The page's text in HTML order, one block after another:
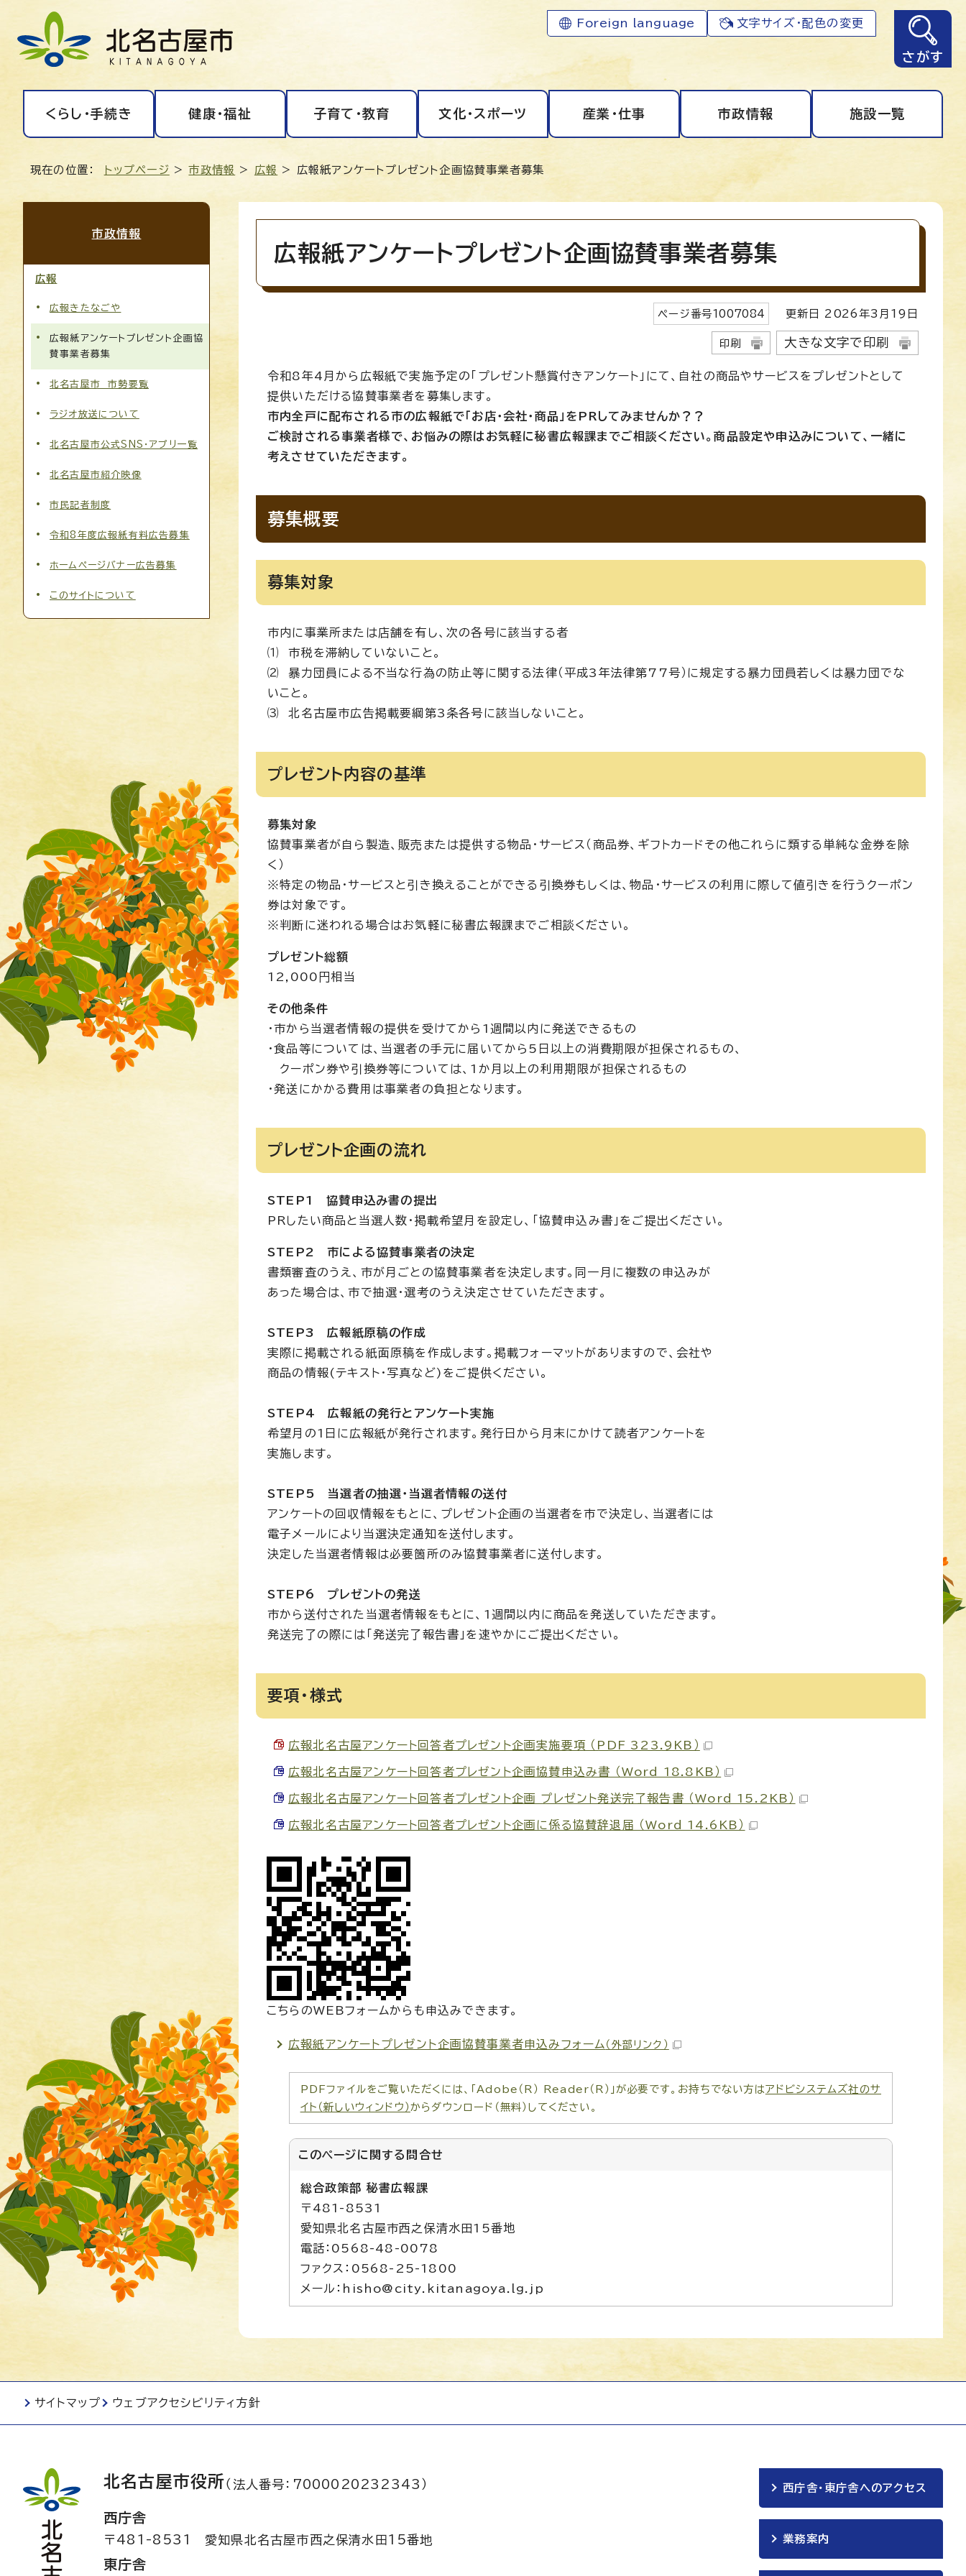
Foreign language 文字サイズ・配色の変更
さがす
くらし・手続き 健康・福祉 子育て・教育 文化・スポーツ 産業・仕事 市政情報 施設一覧
現在の位置： トップページ >市政情報 > 広報 > 広報紙アンケートプレゼント企画協賛事業者募集
広報紙アンケートプレゼント企画協賛事業者募集
ページ番号1007084 更新日 2026 年3月 19 日
印刷 大きな文字で印刷
令和8年4月から広報紙で実施予定の「プレゼント懸賞付きアンケート」にて、自社の商品やサービスをプレゼントとして
提供いただける協賛事業者を募集します。
市内全戸に配布される市の広報紙で「お店・会社・商品」をPRしてみませんか？？
ご検討される事業者様で、お悩みの際はお気軽に秘書広報課までご相談ください。商品設定や申込みについて、一緒に
考えさせていただきます。
募集概要
募集対象
市内に事業所または店舗を有し、次の各号に該当する者
⑴ 市税を滞納していないこと。
⑵ 暴力団員による不当な行為の防止等に関する法律（平成3年法律第77号）に規定する暴力団員若しくは暴力団でな
いこと。
⑶ 北名古屋市広告掲載要綱第3条各号に該当しないこと。
プレゼント内容の基準
募集対象
協賛事業者が自ら製造、販売または提供する物品・サービス（商品券、ギフトカードその他これらに類する単純な金券を除
く）
※特定の物品・サービスと引き換えることができる引換券もしくは、物品・サービスの利用に際して値引きを行うクーポン
券は対象です。
※判断に迷われる場合はお気軽に秘書広報課までご相談ください。
プレゼント総額
12,000円相当
その他条件
・市から当選者情報の提供を受けてから1週間以内に発送できるもの
・食品等については、当選者の手元に届いてから5日以上の消費期限が担保されるもの、
クーポン券や引換券等については、1か月以上の利用期限が担保されるもの
・発送にかかる費用は事業者の負担となります。
プレゼント企画の流れ
STEP1 協賛申込み書の提出
PRしたい商品と当選人数・掲載希望月を設定し、「協賛申込み書」をご提出ください。
STEP2 市による協賛事業者の決定
書類審査のうえ、市が月ごとの協賛事業者を決定します。同一月に複数の申込みが
あった場合は、市で抽選・選考のうえ決定させていただきます。
STEP3 広報紙原稿の作成
実際に掲載される紙面原稿を作成します。掲載フォーマットがありますので、会社や
商品の情報(テキスト・写真など)をご提供ください。
STEP4 広報紙の発行とアンケート実施
希望月の1日に広報紙が発行されます。発行日から月末にかけて読者アンケートを
実施します。
STEP5 当選者の抽選・当選者情報の送付
アンケートの回収情報をもとに、プレゼント企画の当選者を市で決定し、当選者には
電子メールにより当選決定通知を送付します。
決定した当選者情報は必要箇所のみ協賛事業者に送付します。
STEP6 プレゼントの発送
市から送付された当選者情報をもとに、1週間以内に商品を発送していただきます。
発送完了の際には「発送完了報告書」を速やかにご提出ください。
要項・様式
広報北名古屋アンケート回答者プレゼント企画実施要項 （PDF 323.9KB）
広報北名古屋アンケート回答者プレゼント企画協賛申込み書 （Word 18.8KB）
広報北名古屋アンケート回答者プレゼント企画 プレゼント発送完了報告書 （Word 15.2KB）
広報北名古屋アンケート回答者プレゼント企画に係る協賛辞退届 （Word 14.6KB）
こちらのWEBフォームからも申込みできます。
広報紙アンケートプレゼント企画協賛事業者申込みフォーム （外部リンク）
PDFファイルをご覧いただくには、「Adobe（R） Reader（R）」が必要です。お持ちでない方はアドビシステムズ社のサ
イト（新しいウィンドウ）からダウンロード（無料）してください。
このページに関する 問合せ
総合政策部 秘書広報課
〒481-8531
愛知県北名古屋市西之保清水田15番地
電話：0568-48-0078
ファクス：0568-25-1800
メール：hisho@city.kitanagoya.lg.jp
市政情報
広報
広報きたなごや
広報紙アンケートプレゼント企画協
賛事業者募集
北名古屋市 市勢要覧
ラジオ放送について
北名古屋市公式SNS・アプリ一覧
北名古屋市紹介映像
市民記者制度
令和8年度広報紙有料広告募集
ホームページバナー広告募集
このサイトについて
サイトマップ ウェブアクセシビリティ方針
北名古屋市役所（法人番号：7000020232343）
西庁舎
〒481-8531 愛知県北名古屋市西之保清水田15番地
東庁舎
西庁舎・東庁舎へのアクセス
業務案内